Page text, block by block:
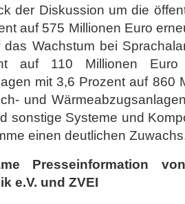
der Diskussion um die
auf 575 Millionen Euro
Wachstum bei
auf 110 Millionen
mit 3,6 Prozent auf 860
und
sonstige Systeme und
einen deutlichen
Presseinformation
e.V. und ZVEI